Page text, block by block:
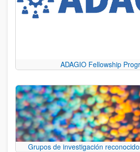
ADAGIO Fellowship
Grupos de investigación